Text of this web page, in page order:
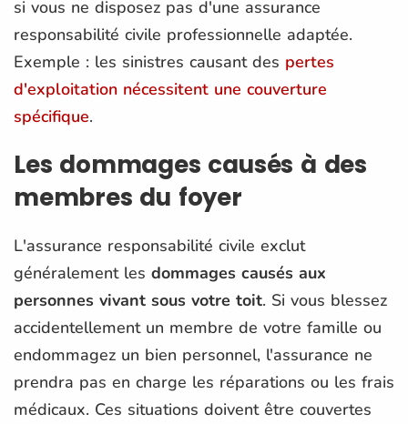
si vous ne disposez pas d'une assurance
responsabilité civile professionnelle adaptée.
Exemple : les sinistres causant des pertes
d'exploitation nécessitent une couverture
spécifique.
Les dommages causés à des
membres du foyer
L'assurance responsabilité civile exclut
généralement les dommages causés aux
personnes vivant sous votre toit. Si vous blessez
accidentellement un membre de votre famille ou
endommagez un bien personnel, l'assurance ne
prendra pas en charge les réparations ou les frais
médicaux. Ces situations doivent être couvertes